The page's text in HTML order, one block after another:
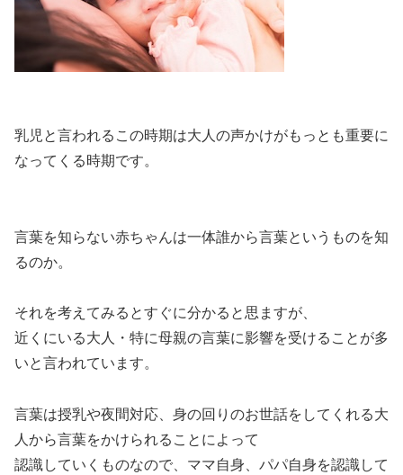
乳児と言われるこの時期は大人の声かけがもっとも重要に
なってくる時期です。
言葉を知らない赤ちゃんは一体誰から言葉というものを知
るのか。
それを考えてみるとすぐに分かると思ますが、
近くにいる大人・特に母親の言葉に影響を受けることが多
いと言われています。
言葉は授乳や夜間対応、身の回りのお世話をしてくれる大
人から言葉をかけられることによって
認識していくものなので、ママ自身、パパ自身を認識して